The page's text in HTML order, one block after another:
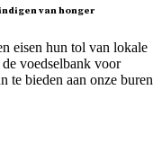
van honger
eisen hun tol van lokale
voedselbank voor
te bieden aan onze buren